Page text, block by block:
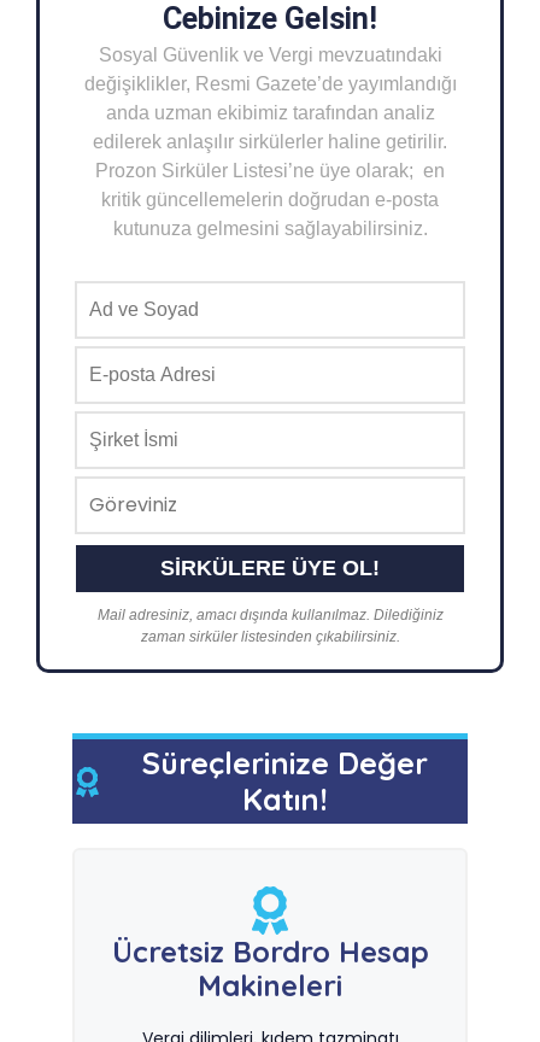
Cebinize Gelsin!
Sosyal Güvenlik ve Vergi mevzuatındaki
değişiklikler, Resmi Gazete’de yayımlandığı
anda uzman ekibimiz tarafından analiz
edilerek anlaşılır sirkülerler haline getirilir.
Prozon Sirküler Listesi’ne üye olarak; en
kritik güncellemelerin doğrudan e-posta
kutunuza gelmesini sağlayabilirsiniz.
Mail adresiniz, amacı dışında kullanılmaz. Dilediğiniz
zaman sirküler listesinden çıkabilirsiniz.
Süreçlerinize Değer
Katın!
Ücretsiz Bordro Hesap
Makineleri